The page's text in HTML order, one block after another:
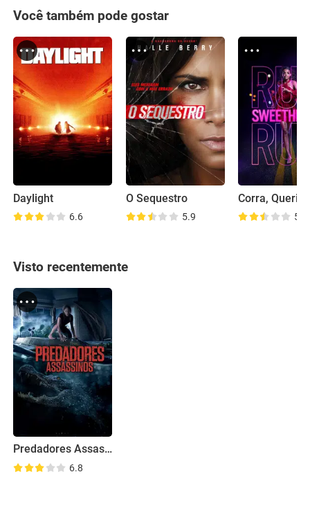
Você também pode gostar
Daylight
6.6
O Sequestro
5.9 5.9
Visto recentemente
Predadores Assassinos
6.8